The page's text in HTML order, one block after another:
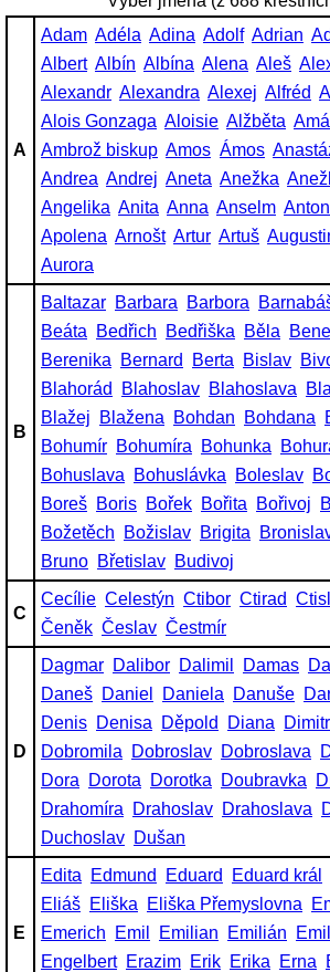
A
Adam Adéla Adina Adolf Adrian
Albert Albín Albína Alena Aleš
Alexandr Alexandra Alexej Alfréd
Alois Gonzaga Aloisie Alžběta
Ambrož biskup Amos Ámos
Andrea Andrej Aneta Anežka
Angelika Anita Anna Anselm
Apolena Arnošt Artur Artuš
Aurora
B
Baltazar Barbara Barbora
Beáta
Bedřich Bedřiška Běla
Berenika
Bernard Berta Bislav
Blahorád
Blahoslav Blahoslava
Blažej
Blažena Bohdan Bohdana
Bohumír Bohumíra Bohunka
Bohuslava
Bohuslávka Boleslav
Boreš Boris Bořek Bořita Bořivoj
Božetěch
Božislav Brigita
Bruno Břetislav Budivoj
C
Cecílie Celestýn Ctibor Ctirad
Čeněk Česlav Čestmír
D
Dagmar Dalibor Dalimil Damas
Daneš Daniel Daniela Danuše
Denis Denisa Děpold Diana
Dobromila
Dobroslav Dobroslava
Dora
Dorota Dorotka Doubravka
Drahomíra
Drahoslav Drahoslava
Duchoslav Dušan
E
Edita Edmund Eduard Eduard král
Eliáš Eliška Eliška Přemyslovna
Emerich
Emil Emilian Emilián
Engelbert Erazim Erik Erika Erna